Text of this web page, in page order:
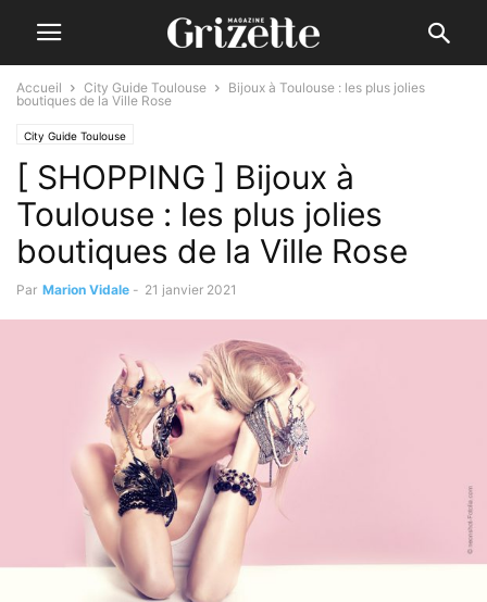
Accueil City Guide Toulouse
Bijoux à Toulouse : les plus jolies
boutiques de la Ville Rose
City Guide Toulouse
[ SHOPPING ] Bijoux à
Toulouse : les plus jolies
boutiques de la Ville Rose
Par Marion Vidale - 21 janvier 2021